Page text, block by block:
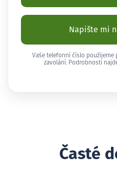
Napište mi
Vaše telefonní číslo použijeme
zavolání. Podrobnosti
Časté